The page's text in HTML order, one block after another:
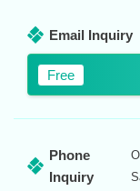
Email Inquiry
Free
Phone
Inquiry